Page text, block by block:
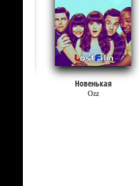
Новенькая